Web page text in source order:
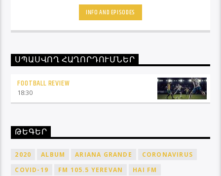
տեսակետները։ Հետևեք Լավագույնի եթերին եւ
Ֆուտբոլ Ռիվյու հաղորդաշարի միջոցով մշտապես
կլինեք ֆուտբոլային աշխարհի կիզակետում։
INFO AND EPISODES
ՍՊԱՍՎՈՂ ՀԱՂՈՐԴՈՒՄՆԵՐ
FOOTBALL REVIEW
18:30
ԹԵԳԵՐ
2020 ALBUM ARIANA GRANDE
CORONAVIRUS
COVID-19
FM 105.5 YEREVAN
HAI FM